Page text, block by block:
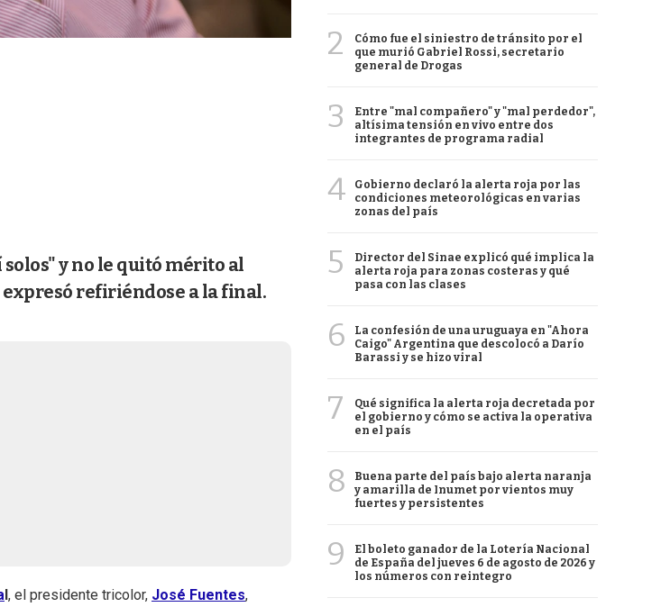
y no le quitó mérito al
expresó refiriéndose a la final.
, el presidente tricolor, José Fuentes,
2
Cómo fue el siniestro de tránsito por el
que murió Gabriel Rossi, secretario
general de Drogas
3
Entre "mal compañero" y "mal perdedor",
altísima tensión en vivo entre dos
integrantes de programa radial
4
Gobierno declaró la alerta roja por las
condiciones meteorológicas en varias
zonas del país
5
Director del Sinae explicó qué implica la
alerta roja para zonas costeras y qué
pasa con las clases
6
La confesión de una uruguaya en "Ahora
Caigo" Argentina que descolocó a Darío
Barassi y se hizo viral
7
Qué significa la alerta roja decretada por
el gobierno y cómo se activa la operativa
en el país
8
Buena parte del país bajo alerta naranja
y amarilla de Inumet por vientos muy
fuertes y persistentes
9
El boleto ganador de la Lotería Nacional
de España del jueves 6 de agosto de 2026 y
los números con reintegro